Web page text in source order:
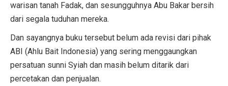
warisan tanah Fadak, dan sesungguhnya Abu Bakar bersih
dari segala tuduhan mereka.
Dan sayangnya buku tersebut belum ada revisi dari pihak
ABI (Ahlu Bait Indonesia) yang sering menggaungkan
persatuan sunni Syiah dan masih belum ditarik dari
percetakan dan penjualan.